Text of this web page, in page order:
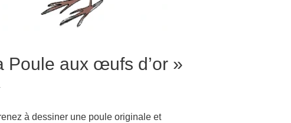
Poule aux œufs d’or »
à dessiner une poule originale et